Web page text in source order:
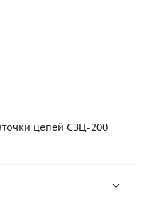
цепей СЗЦ-200